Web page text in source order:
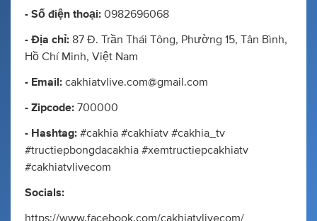
- Số điện thoại: 0982696068
- Địa chỉ: 87 Đ. Trần Thái Tông, Phường 15, Tân Bình,
Hồ Chí Minh, Việt Nam
- Email: cakhiatvlive.com@gmail.com
- Zipcode: 700000
- Hashtag: #cakhia #cakhiatv #cakhia_tv
#tructiepbongdacakhia #xemtructiepcakhiatv
#cakhiatvlivecom
Socials:
https://www.facebook.com/cakhiatvlivecom/